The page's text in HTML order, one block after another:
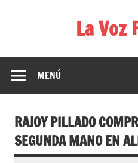
La Voz
para reírse
MENÚ
RAJOY PILLADO
SEGUNDA MANO EN